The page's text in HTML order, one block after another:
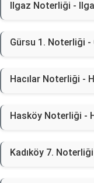
Ilgaz Noterliği -
Gürsu 1. Noterliği -
Hacılar Noterliği -
Hasköy Noterliği -
Kadıköy 7.